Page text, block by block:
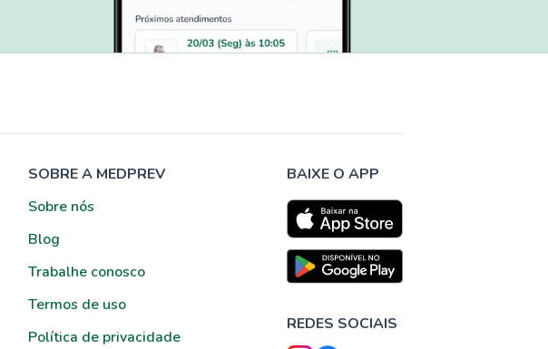
SOBRE A MEDPREV
Sobre nós
Blog
Trabalhe conosco
Termos de uso
Política de privacidade
BAIXE O APP
REDES SOCIAIS